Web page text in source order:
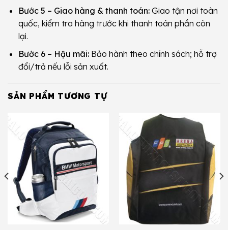
Bước 5 – Giao hàng & thanh toán:Giao tận nơi toàn
quốc, kiểm tra hàng trước khi thanh toán phần còn
lại.
Bước 6 – Hậu mãi:Bảo hành theo chính sách; hỗ trợ
đổi/trả nếu lỗi sản xuất.
SẢN PHẨM TƯƠNG TỰ